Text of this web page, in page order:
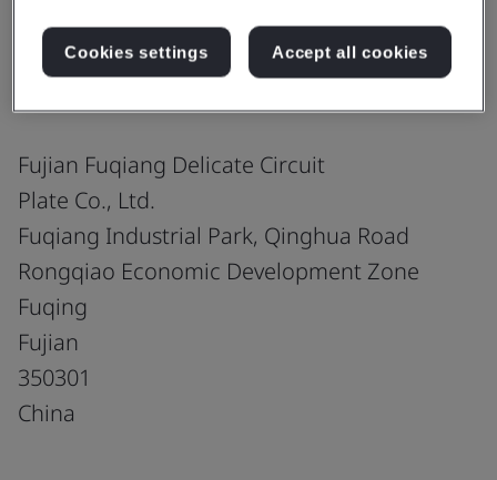
แชร์:
Fujian Fuqiang Delicate Circuit
Plate Co., Ltd.
Fuqiang Industrial Park, Qinghua Road
Rongqiao Economic Development Zone
Fuqing
Fujian
350301
China
Cookies settings Accept all cookies